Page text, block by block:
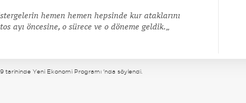
hemen hemen hepsinde kur ataklarını
ayı öncesine, o sürece ve o döneme geldik.
tarihinde Yeni Ekonomi Programı 'nda söylendi.